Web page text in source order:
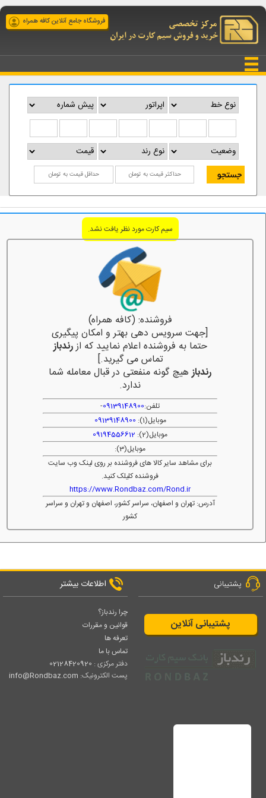
فروشگاه جامع آنلاین کافه همراه
سیم کارت مورد نظر یافت نشد.
فروشنده: (کافه همراه)
[جهت سرویس دهی بهتر و امکان پیگیری
حتما به فروشنده اعلام نمایید که ازرندباز
تماس می گیرید.]
رندبازهیچ گونه منفعتی در قبال معامله شما
ندارد.
تلفن:09139148900
-
موبایل(1):
09139148900
موبایل(2):
09194556612
موبایل(3):
برای مشاهد سایر کالا های فروشنده بر روی لینک وب سایت
فروشنده کلیلک کنید.
https://www.Rondbaz.com/Rond.ir
آدرس: تهران و اصفهان، سراسر کشور، اصفهان و تهران و سراسر
کشور
پشتیبانی
پشتیبانی آنلاین
اطلاعات بیشتر
چرا رندباز؟
قوانین و مقررات
تعرفه ها
تماس با ما
دفتر مرکزی : 02128420920
پست الکترونیک: info@Rondbaz.com